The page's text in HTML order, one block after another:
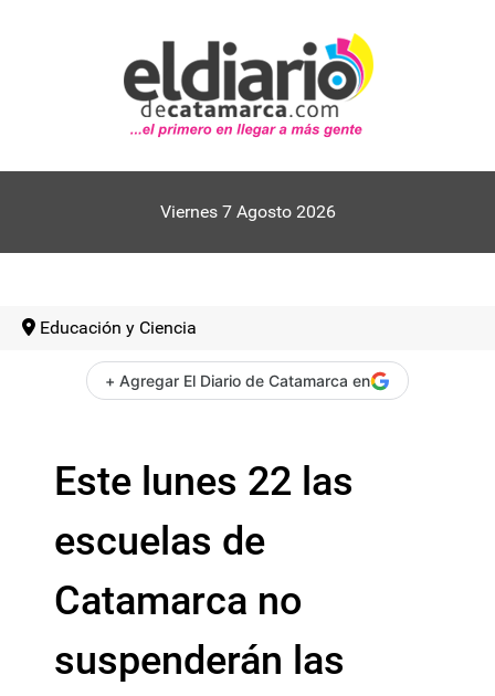
Viernes 7 Agosto 2026
Educación y Ciencia
+ Agregar El Diario de Catamarca en
Este lunes 22 las
escuelas de
Catamarca no
suspenderán las